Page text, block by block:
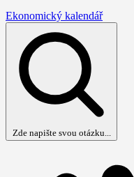
Ekonomický kalendář
Zde napište svou otázku...